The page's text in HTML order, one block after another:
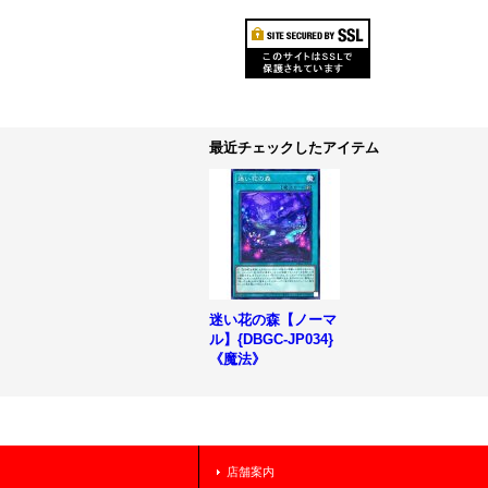
最近チェックしたアイテム
迷い花の森【ノーマ
ル】{DBGC-JP034}
《魔法》
店舗案内